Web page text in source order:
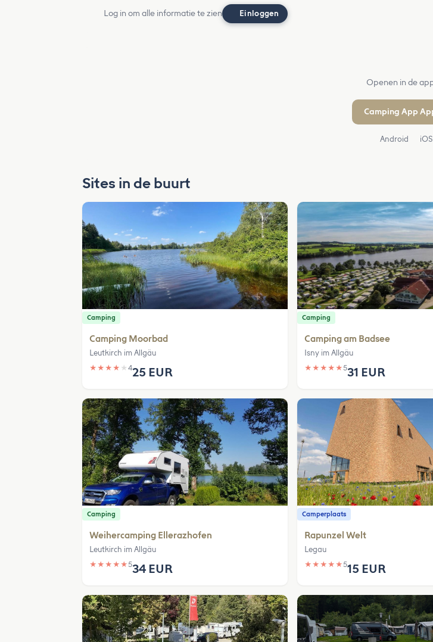
Log in om alle informatie te zien Einloggen
Openen in de
Camping App
Android iOS
Sites in de buurt
Camping
Camping Moorbad
Leutkirch im Allgäu
★ ★ ★ ★ ★ 425 EUR
Camping
Camping am Badsee
Isny im Allgäu
★ ★ ★ ★ ★531 EUR
Camping
Weihercamping Ellerazhofen
Leutkirch im Allgäu
★ ★ ★ ★ ★534 EUR
Camperplaats
Rapunzel Welt
Legau
★ ★ ★ ★ ★515 EUR